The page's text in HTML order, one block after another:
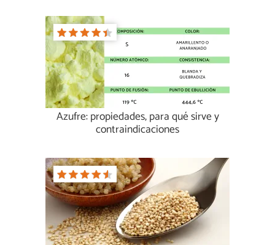
Azufre: propiedades, para qué sirve y
contraindicaciones